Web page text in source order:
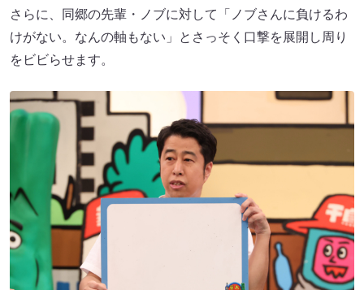
さらに、同郷の先輩・ノブに対して「ノブさんに負けるわ
けがない。なんの軸もない」とさっそく口撃を展開し周り
をビビらせます。